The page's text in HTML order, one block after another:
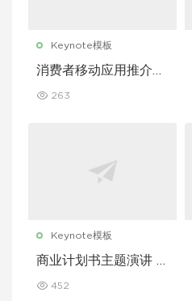
Keynote模板
消费者移动应用推介演
ote 模板
263
Keynote模板
商业计划书主题演讲 K
452